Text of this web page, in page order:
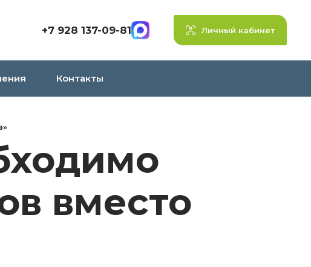
+7 928 137-09-81 Личный кабинет
Контакты
вместо